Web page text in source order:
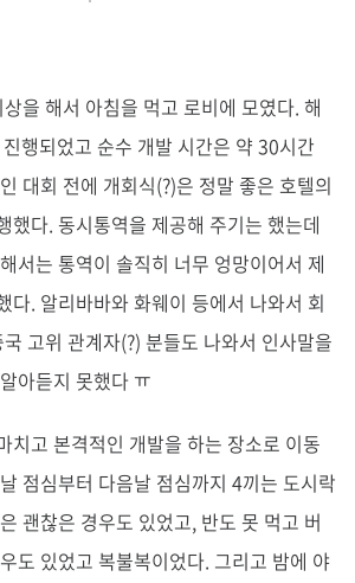
을 해서 아침을 먹고 로비에 모였다. 해
행되었고 순수 개발 시간은 약 30시간
대회 전에 개회식(?)은 정말 좋은 호텔의
했다. 동시통역을 제공해 주기는 했는데
서는 통역이 솔직히 너무 엉망이어서 제
다. 알리바바와 화웨이 등에서 나와서 회
고위 관계자(?) 분들도 나와서 인사말을
아듣지 못했다 ㅠ
치고 본격적인 개발을 하는 장소로 이동
점심부터 다음날 점심까지 4끼는 도시락
괜찮은 경우도 있었고, 반도 못 먹고 버
도 있었고 복불복이었다. 그리고 밤에 야